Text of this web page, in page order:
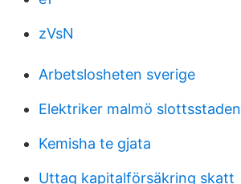
zVsN
Arbetslosheten sverige
Elektriker malmö slottsstaden
Kemisha te gjata
Uttag kapitalförsäkring skatt